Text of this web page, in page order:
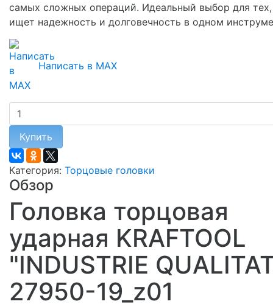
самых сложных операций. Идеальный выбор для
ищет надежность и долговечность в одном
Написать в MAX
Купить
Категория: Торцовые головки
Обзор
Головка торцовая
ударная KRAFTOOL
"INDUSTRIE
27950-19_z01